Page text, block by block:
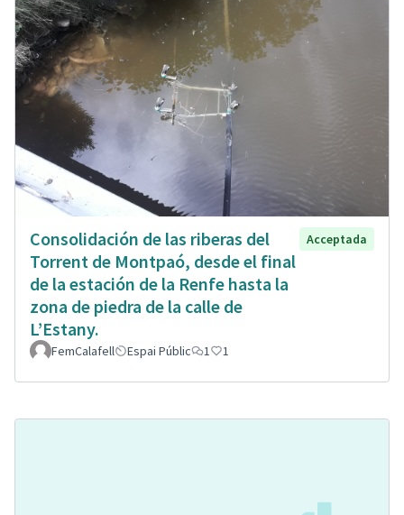
Consolidación de las riberas del
Torrent de Montpaó, desde el final
de la estación de la Renfe hasta la
zona de piedra de la calle de
L’Estany.
Acceptada
FemCalafell Espai Públic 1 1